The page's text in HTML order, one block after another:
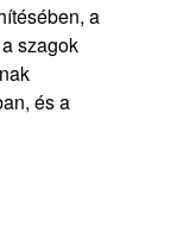
a
szagok
és a